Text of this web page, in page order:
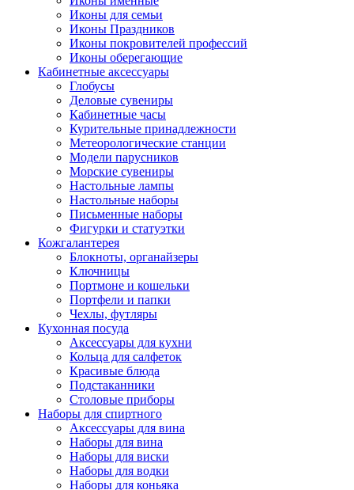
Иконы для семьи
Иконы Праздников
Иконы покровителей профессий
Иконы оберегающие
Кабинетные аксессуары
Глобусы
Деловые сувениры
Кабинетные часы
Курительные принадлежности
Метеорологические станции
Модели парусников
Морские сувениры
Настольные лампы
Настольные наборы
Письменные наборы
Фигурки и статуэтки
Кожгалантерея
Блокноты, органайзеры
Ключницы
Портмоне и кошельки
Портфели и папки
Чехлы, футляры
Кухонная посуда
Аксессуары для кухни
Кольца для салфеток
Красивые блюда
Подстаканники
Столовые приборы
Наборы для спиртного
Аксессуары для вина
Наборы для вина
Наборы для виски
Наборы для водки
Наборы для коньяка